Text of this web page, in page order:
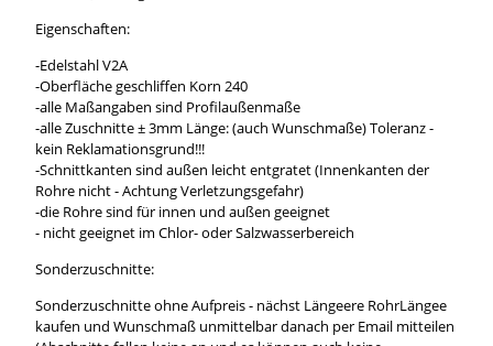
Eigenschaften:
-Edelstahl V2A
-Oberfläche geschliffen Korn 240
-alle Maßangaben sind Profilaußenmaße
-alle Zuschnitte ± 3mm Länge: (auch Wunschmaße) Toleranz -
kein Reklamationsgrund!!!
-Schnittkanten sind außen leicht entgratet (Innenkanten der
Rohre nicht - Achtung Verletzungsgefahr)
-die Rohre sind für innen und außen geeignet
- nicht geeignet im Chlor- oder Salzwasserbereich
Sonderzuschnitte:
Sonderzuschnitte ohne Aufpreis - nächst Längeere RohrLängee
kaufen und Wunschmaß unmittelbar danach per Email mitteilen